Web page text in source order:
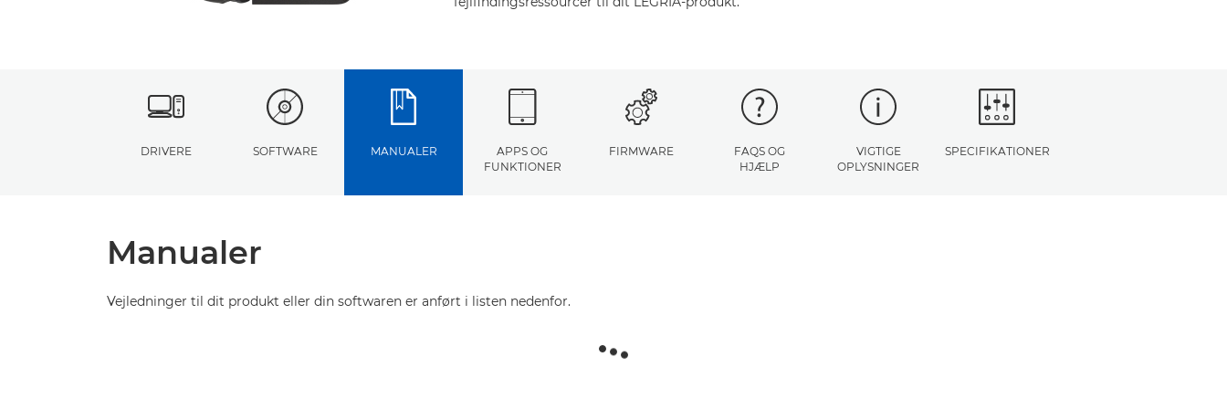
DRIVERE SOFTWARE MANUALER
APPS OG
FUNKTIONER
FIRMWARE
FAQS OG
HJÆLP
VIGTIGE
OPLYSNINGER
SPECIFIKATIONER
Manualer
Vejledninger til dit produkt eller din softwaren er anført i listen nedenfor.